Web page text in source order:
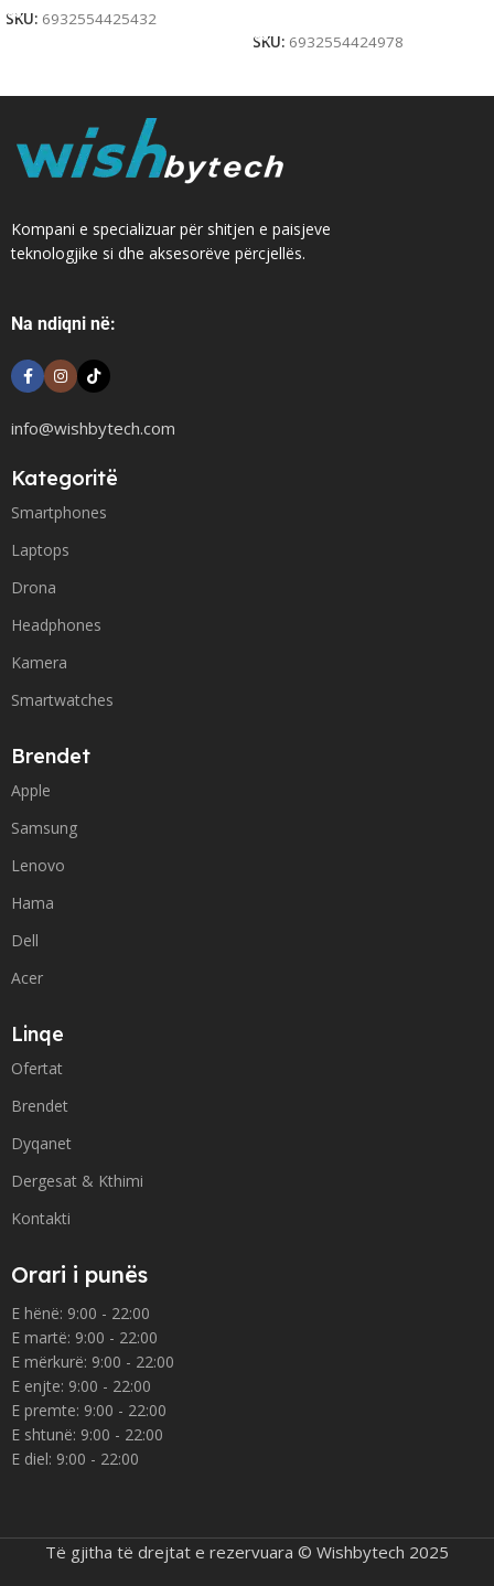
SKU: 6932554425432
SKU: 6932554424978
Kompani e specializuar për shitjen e paisjeve
teknologjike si dhe aksesorëve përcjellës.
Na ndiqni në:
info@wishbytech.com
Kategoritë
Smartphones
Laptops
Drona
Headphones
Kamera
Smartwatches
Brendet
Apple
Samsung
Lenovo
Hama
Dell
Acer
Linqe
Ofertat
Brendet
Dyqanet
Dergesat & Kthimi
Kontakti
Orari i punës
E hënë: 9:00 - 22:00
E martë: 9:00 - 22:00
E mërkurë: 9:00 - 22:00
E enjte: 9:00 - 22:00
E premte: 9:00 - 22:00
E shtunë: 9:00 - 22:00
E diel: 9:00 - 22:00
Të gjitha të drejtat e rezervuara © Wishbytech 2025